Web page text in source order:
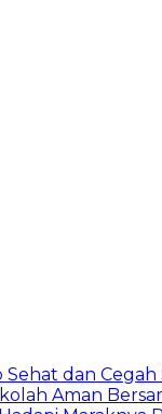
Sehat dan
Aman